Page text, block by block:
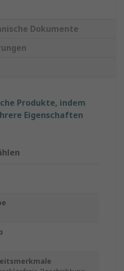
Dokumente
Produkte, indem
Eigenschaften